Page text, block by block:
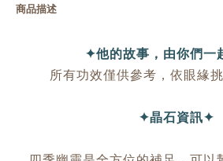
商品描述
✦他的故事，由你們一
所有功效僅供參考，依眼緣挑
✦晶石資訊✦